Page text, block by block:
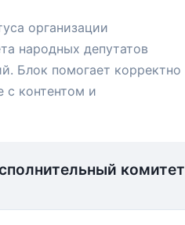
организации
народных депутатов
Блок помогает корректно
с контентом и
комитет